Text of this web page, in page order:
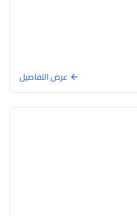
عرض التفاصيل